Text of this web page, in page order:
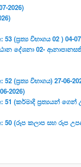
2026)
විභාගය 02 ) 04-
දේශනා 02-
විභාගය) 27-06-
2026)
(කර්මාදි ප්‍ර‍ත්‍යයන් ගෙන්
(රූප කලාප සහ රූප